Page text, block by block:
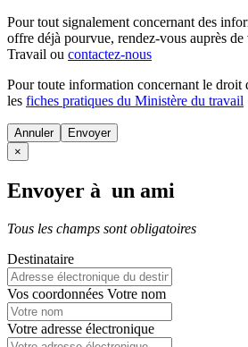
Pour tout signalement concernant des
offre déjà pourvue, rendez-vous auprès
Travail ou contactez-nous
Pour toute information concernant le droit
les fiches pratiques du Ministère du travail
Annuler
×
Envoyer à un ami
Tous les champs sont obligatoires
Destinataire
Vos coordonnées Votre nom
Votre adresse électronique